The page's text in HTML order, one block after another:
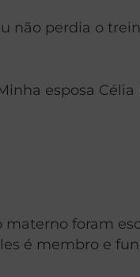
perdia o
esposa
foram
é membro e